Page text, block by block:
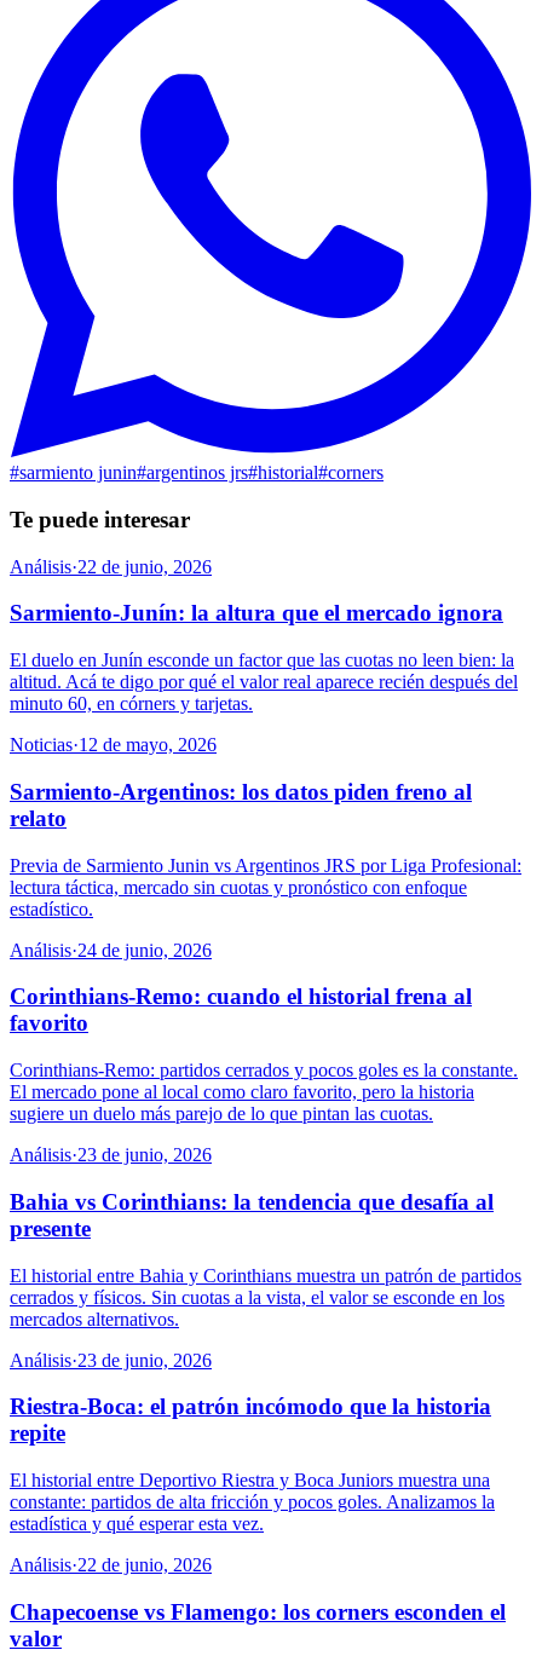
#sarmiento junin#argentinos jrs#historial#corners
Te puede interesar
Análisis·22 de junio, 2026
Sarmiento-Junín: la altura que el mercado ignora
El duelo en Junín esconde un factor que las cuotas no leen bien: la
altitud. Acá te digo por qué el valor real aparece recién después del
minuto 60, en córners y tarjetas.
Noticias·12 de mayo, 2026
Sarmiento-Argentinos: los datos piden freno al
relato
Previa de Sarmiento Junin vs Argentinos JRS por Liga Profesional:
lectura táctica, mercado sin cuotas y pronóstico con enfoque
estadístico.
Análisis·24 de junio, 2026
Corinthians-Remo: cuando el historial frena al
favorito
Corinthians-Remo: partidos cerrados y pocos goles es la constante.
El mercado pone al local como claro favorito, pero la historia
sugiere un duelo más parejo de lo que pintan las cuotas.
Análisis·23 de junio, 2026
Bahia vs Corinthians: la tendencia que desafía al
presente
El historial entre Bahia y Corinthians muestra un patrón de partidos
cerrados y físicos. Sin cuotas a la vista, el valor se esconde en los
mercados alternativos.
Análisis·23 de junio, 2026
Riestra-Boca: el patrón incómodo que la historia
repite
El historial entre Deportivo Riestra y Boca Juniors muestra una
constante: partidos de alta fricción y pocos goles. Analizamos la
estadística y qué esperar esta vez.
Análisis·22 de junio, 2026
Chapecoense vs Flamengo: los corners esconden el
valor